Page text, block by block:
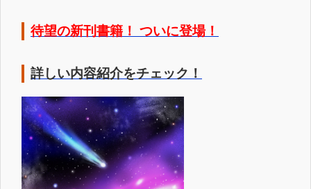
待望の新刊書籍！ ついに登場！
詳しい内容紹介をチェック！